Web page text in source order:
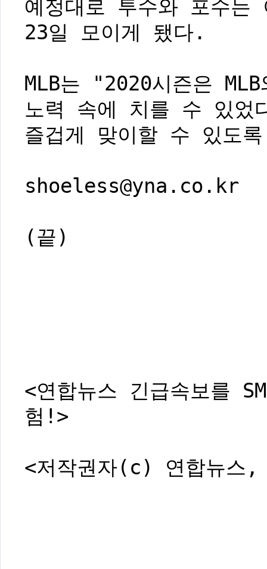
예정대로 투수와 포수
23일 모이게 됐다.
MLB는 "2020시즌은
노력 속에 치를 수 있었
즐겁게 맞이할 수 있도
shoeless@yna.co.kr
(끝)
<연합뉴스 긴급속보를
험!>
<저작권자(c) 연합뉴스